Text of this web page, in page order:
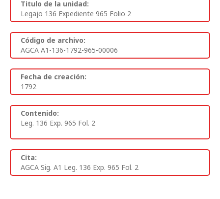
Titulo de la unidad:
Legajo 136 Expediente 965 Folio 2
Código de archivo:
AGCA A1-136-1792-965-00006
Fecha de creación:
1792
Contenido:
Leg. 136 Exp. 965 Fol. 2
Cita:
AGCA Sig. A1 Leg. 136 Exp. 965 Fol. 2